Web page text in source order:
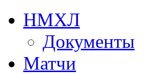
НМХЛ
Документы
Матчи